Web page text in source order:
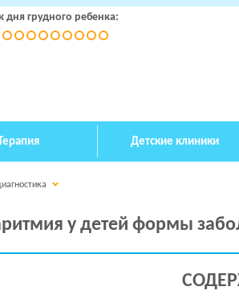
дня грудного ребенка:
Детские клиники
у детей формы